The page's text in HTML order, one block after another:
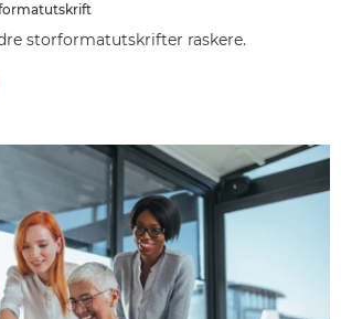
storformatutskrifter raskere.